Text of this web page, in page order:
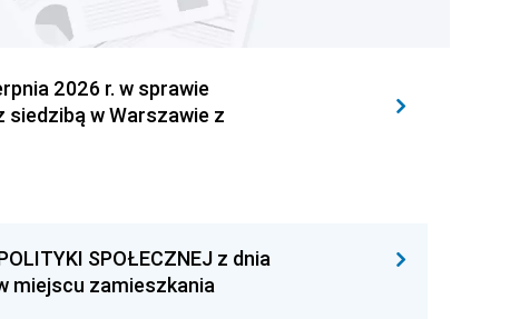
2026 r. w sprawie
siedzibą w Warszawie z
SPOŁECZNEJ z dnia
miejscu zamieszkania